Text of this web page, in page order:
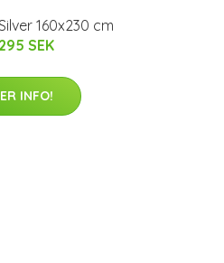
160x230 cm
SEK
INFO!